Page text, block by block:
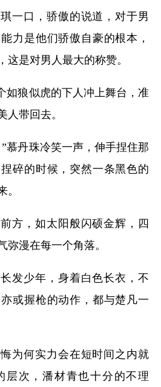
一口，骄傲的说道，对于男
力是他们骄傲自豪的根本，
这是对男人最大的称赞。
如狼似虎的下人冲上舞台，准
人带回去。
慕丹珠冷笑一声，伸手捏住那
碎的时候，突然一条黑色的
。
方，如太阳般闪硕金辉，四
弥漫在每一个角落。
发少年，身着白色长衣，不
或握枪的动作，都与楚凡一
为何实力会在短时间之内就
层次，潘材青也十分的不理